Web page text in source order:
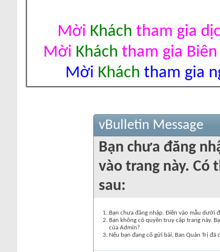
Mời Khách tham gia
Mời Khách tham gia
Mời Khách tham gia
vBulletin Message
Bạn chưa đăng
vào trang này. Có
sau:
Bạn chưa đăng nhập. Điền vào mẫu dưới
Bạn không có quyền truy cập trang này.
của Admin?
Nếu bạn đang cố gửi bài, Ban Quản Trị